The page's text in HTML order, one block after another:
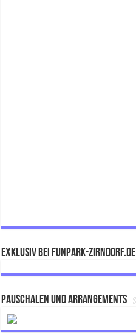
Exklusiv bei FUNPARK-ZIRNDORF.DE
Pauschalen und Arrangements